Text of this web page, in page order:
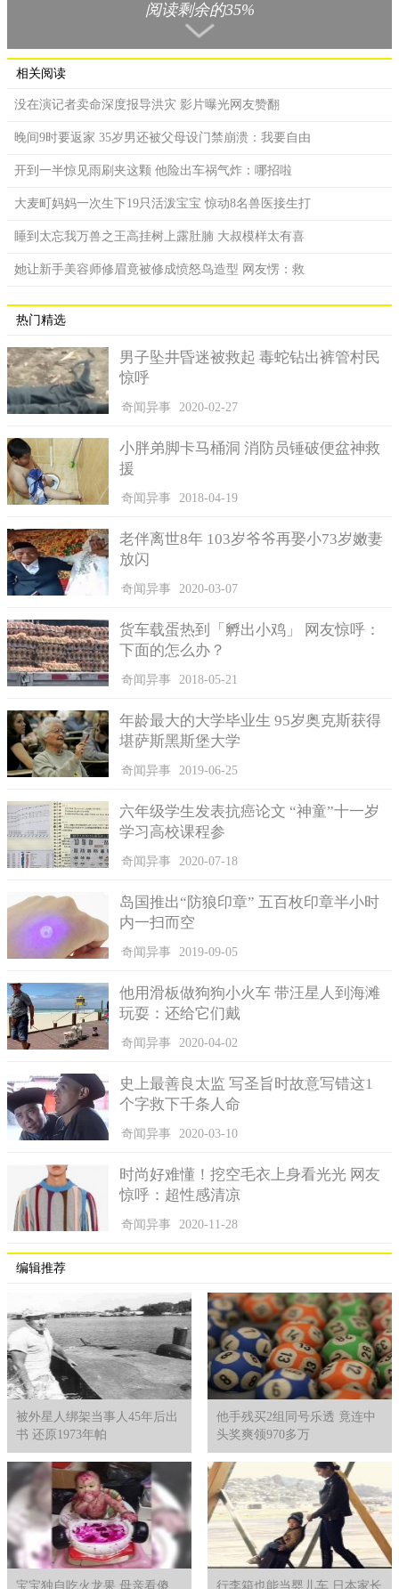
事引起了很大的关注。这个时间，是更早于恐龙的时间的。而且
如果证实这个女孩就是八亿年前存在的话我们的进化论将会被推
八亿年这个时间实在是在久远了。
消息具体是讲述是科学家们在南极的冰川之中意外的发现了
究者用碳的同位素标记方法检测发现女孩可能是生活在8亿年前。
所思。
密的头发和雪白的肤色，以此来猜测有人认为是十来岁有人认为
是三十多，不可否认的是她的外表十分的漂亮，大概是环境温度
的愿意把她保存的很好。在发现的时候她就像是睡着了一样，不
那么除了外表十分美丽之外，女孩的手上还佩戴了一枚戒
指。这枚戒指也很特别。在棺椁的边缘部分还有不明的矿物质液
体，在棺盖的周围放着四枚螺旋钉子，这四枚螺旋钉长达十八厘
面有些十分优雅的花纹，这个女孩带给我们太多有意思的信息，
她的到来让很多人感到惊奇。
但是，面对现代这个消息大爆炸的时候，有些信息是可以持
有怀疑态度的，因为这条消息的信息量不大却影响很广。如果这
么重要消息放出后没有引起大的反映还是比较具有怀疑性质的。
持这么多年，还是没有被动摇。地球的寿命是我们寿命很长，让
很多人认为我们的出现不可能只有短短几百年。
阅读剩余的35%
相关阅读
没在演记者卖命深度报导洪灾 影片曝光网友赞翻
晚间9时要返家 35岁男还被父母设门禁崩溃：我要自由
开到一半惊见雨刷夹这颗 他险出车祸气炸：哪招啦
大麦町妈妈一次生下19只活泼宝宝 惊动8名兽医接生打
睡到太忘我万兽之王高挂树上露肚腩 大叔模样太有喜
她让新手美容师修眉竟被修成愤怒鸟造型 网友愣：救
热门精选
男子坠井昏迷被救起 毒蛇钻出裤管村民
惊呼
奇闻异事 2020-02-27
小胖弟脚卡马桶洞 消防员锤破便盆神救
援
奇闻异事 2018-04-19
老伴离世8年 103岁爷爷再娶小73岁嫩妻
放闪
奇闻异事 2020-03-07
货车载蛋热到「孵出小鸡」 网友惊呼：
下面的怎么办？
奇闻异事 2018-05-21
年龄最大的大学毕业生 95岁奥克斯获得
堪萨斯黑斯堡大学
奇闻异事 2019-06-25
六年级学生发表抗癌论文 “神童”十一岁
学习高校课程参
奇闻异事 2020-07-18
岛国推出“防狼印章” 五百枚印章半小时
内一扫而空
奇闻异事 2019-09-05
他用滑板做狗狗小火车 带汪星人到海滩
玩耍：还给它们戴
奇闻异事 2020-04-02
史上最善良太监 写圣旨时故意写错这1
个字救下千条人命
奇闻异事 2020-03-10
时尚好难懂！挖空毛衣上身看光光 网友
惊呼：超性感清凉
奇闻异事 2020-11-28
编辑推荐
被外星人绑架当事人45年后出
书 还原1973年帕
他手残买2组同号乐透 竟连中
头奖爽领970多万
宝宝独自吃火龙果 母亲看傻 行李箱也能当婴儿车 日本家长